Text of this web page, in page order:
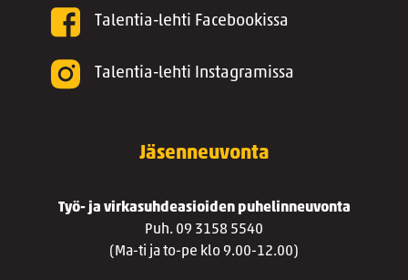
Talentia-lehti Facebookissa
Talentia-lehti Instagramissa
Jäsenneuvonta
Työ- ja virkasuhdeasioiden puhelinneuvonta
Puh. 09 3158 5540
(Ma-ti ja to-pe klo 9.00-12.00)